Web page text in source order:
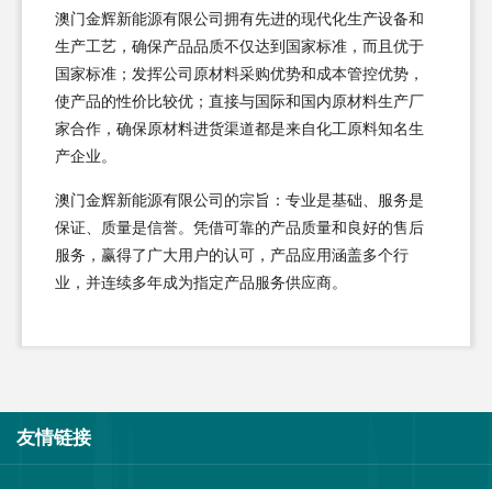
澳门金辉新能源有限公司拥有先进的现代化生产设备和
生产工艺，确保产品品质不仅达到国家标准，而且优于
国家标准；发挥公司原材料采购优势和成本管控优势，
使产品的性价比较优；直接与国际和国内原材料生产厂
家合作，确保原材料进货渠道都是来自化工原料知名生
产企业。
澳门金辉新能源有限公司的宗旨：专业是基础、服务是
保证、质量是信誉。凭借可靠的产品质量和良好的售后
服务，赢得了广大用户的认可，产品应用涵盖多个行
业，并连续多年成为指定产品服务供应商。
友情链接